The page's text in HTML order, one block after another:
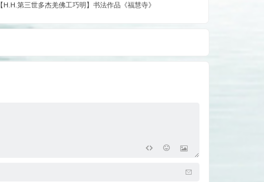
【H.H.第三世多杰羌佛工巧明】书法作品《福慧寺》